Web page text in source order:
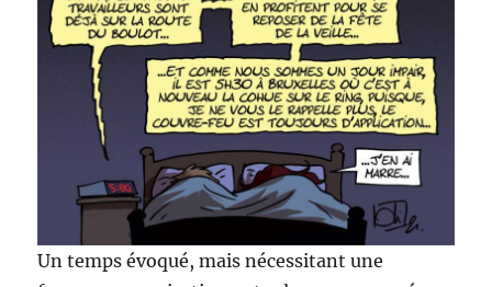
Un temps évoqué, mais nécessitant une